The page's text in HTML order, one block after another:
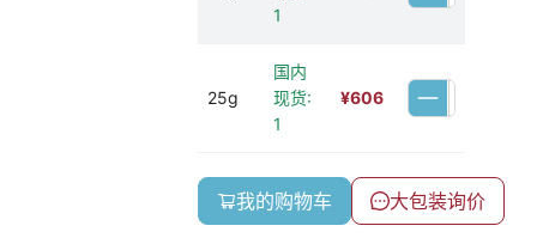
1
25g
国内
现货:
1
¥606
我的购物车 大包装询价